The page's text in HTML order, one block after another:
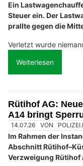
Ein
Steuer ein. Der
prallte gegen die
Verletzt wurde
Weiterlesen
Rütihof AG:
A14 bringt
14.07.26 VON
Im Rahmen der
Abschnitt
Verzweigung Rütihof